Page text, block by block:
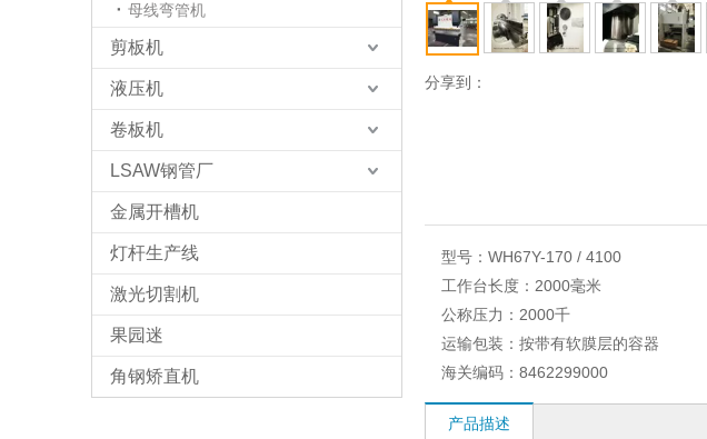
母线弯管机
剪板机
液压机
卷板机
LSAW钢管厂
金属开槽机
灯杆生产线
激光切割机
果园迷
角钢矫直机
分享到：
型号： WH67Y-170 / 4100
工作台长度： 2000毫米
公称压力： 2000千
运输包装： 按带有软膜层的容器
海关编码： 8462299000
产品描述